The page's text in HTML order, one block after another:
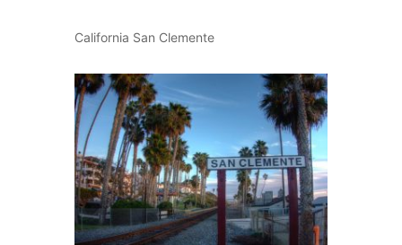
California San Clemente